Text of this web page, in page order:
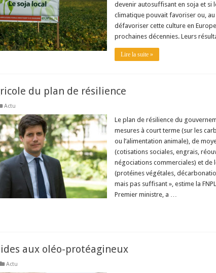
devenir autosuffisant en soja et si
climatique pouvait favoriser ou, au
défavoriser cette culture en
prochaines décennies. Leurs
Lire la suite »
du plan de résilience
Actu
Le plan de résilience du
mesures à court terme (sur les
ou l’alimentation animale), de
(cotisations sociales, engrais,
négociations commerciales) et de
(protéines végétales,
mais pas suffisant », estime la
Premier ministre, a …
aux oléo-protéagineux
Actu